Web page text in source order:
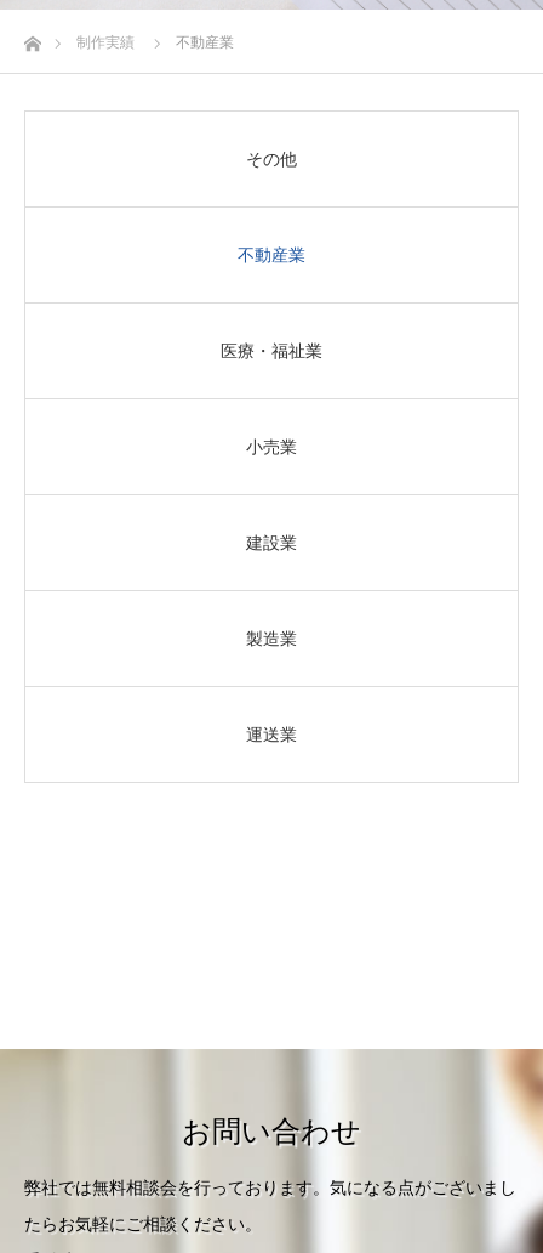
ホーム制作実績 不動産業
その他
不動産業
医療・福祉業
小売業
建設業
製造業
運送業
お問い合わせ
弊社では無料相談会を行っております。気になる点がございまし
たらお気軽にご相談ください。